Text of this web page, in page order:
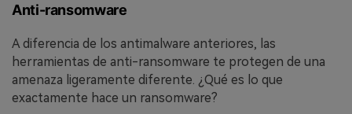
Anti-ransomware
A diferencia de los antimalware anteriores, las
herramientas de anti-ransomware te protegen de una
amenaza ligeramente diferente. ¿Qué es lo que
exactamente hace un ransomware?